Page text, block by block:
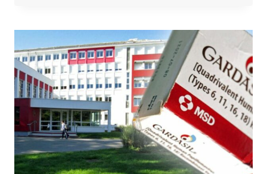
DÉCÉDÉES
APRÈS
AVOIR
REÇU
LE
VACCIN
GARDASIL
CONTRE
LE
PAPILLOMAVIRUS